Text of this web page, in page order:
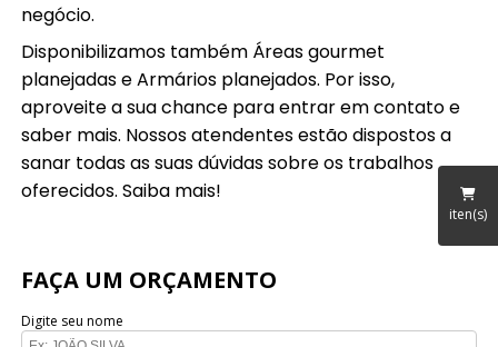
iten(s)
negócio.
Disponibilizamos também Áreas gourmet
planejadas e Armários planejados. Por isso,
aproveite a sua chance para entrar em contato e
saber mais. Nossos atendentes estão dispostos a
sanar todas as suas dúvidas sobre os trabalhos
oferecidos. Saiba mais!
FAÇA UM ORÇAMENTO
Digite seu nome